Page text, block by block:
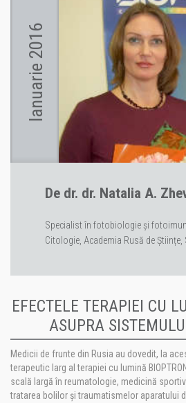
Ianuarie 2016
De dr. dr. Natalia A.
Specialist în fotobiologie și
Citologie, Academia Rusă de Științe,
EFECTELE TERAPIEI CU
ASUPRA
Medicii de frunte din Rusia au dovedit, la
terapeutic larg al terapiei cu lumină
scală largă în reumatologie, medicină
tratarea bolilor și traumatismelor aparatului